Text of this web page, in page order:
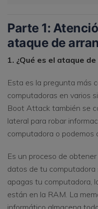
Parte 1:
ataque de
1. ¿Qué es el ataque
Esta es la pregunta más
computadoras en varios
Boot Attack también se
lateral para robar
computadora o podemos
Es un proceso de
datos de tu computadora
apagas tu computadora,
están en la RAM. La
informático almacena